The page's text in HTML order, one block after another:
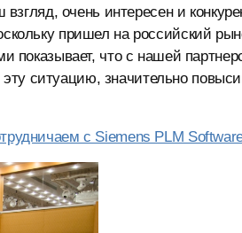
очень интересен и
пришел на российский
показывает, что с нашей
ситуацию, значительно
с Siemens PLM